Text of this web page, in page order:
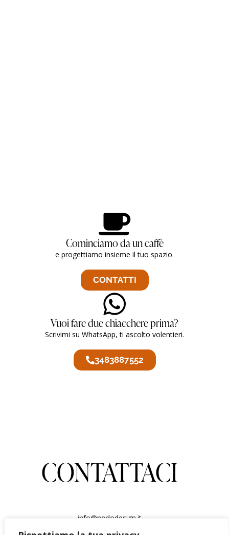
Cominciamo da un caffè
e progettiamo insieme il tuo spazio.
CONTATTI
Vuoi fare due chiacchere prima?
Scrivimi su WhatsApp, ti ascolto volentieri.
3483887552
CONTATTACI
info@nododesign.it
3483887552